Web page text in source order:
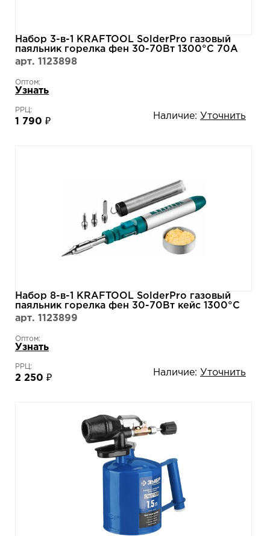
Набор 3-в-1 KRAFTOOL SolderPro газовый
паяльник горелка фен 30-70Вт 1300°С 70A
55504-H3
арт. 1123898
Оптом:
Узнать
РРЦ:
1 790 ₽
Наличие: Уточнить
Набор 8-в-1 KRAFTOOL SolderPro газовый
паяльник горелка фен 30-70Вт кейс 1300°С
70B 55504-H8
арт. 1123899
Оптом:
Узнать
РРЦ:
2 250 ₽
Наличие: Уточнить